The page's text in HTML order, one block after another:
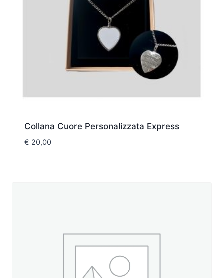
Collana Cuore Personalizzata Express
€ 20,00